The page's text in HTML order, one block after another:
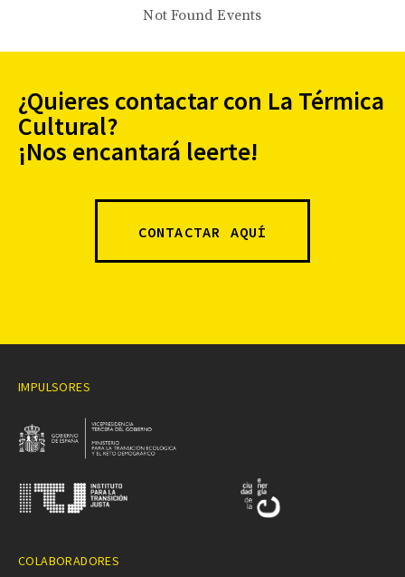
Not Found Events
¿Quieres contactar con La Térmica
Cultural?
¡Nos encantará leerte!
CONTACTAR AQUÍ
IMPULSORES
COLABORADORES